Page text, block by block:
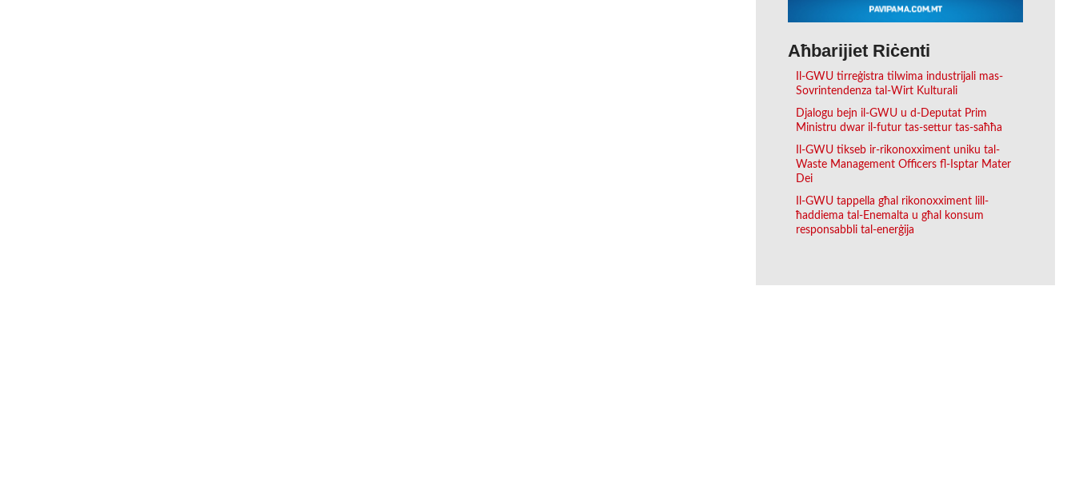
Aħbarijiet Riċenti
Il-GWU tirreġistra tilwima industrijali mas-
Sovrintendenza tal-Wirt Kulturali
Djalogu bejn il-GWU u d-Deputat Prim
Ministru dwar il-futur tas-settur tas-saħħa
Il-GWU tikseb ir-rikonoxximent uniku tal-
Waste Management Officers fl-Isptar Mater
Dei
Il-GWU tappella għal rikonoxximent lill-
ħaddiema tal-Enemalta u għal konsum
responsabbli tal-enerġija